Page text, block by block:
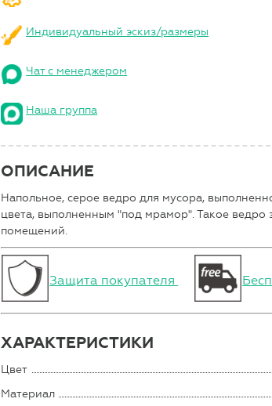
Индивидуальный эскиз/размеры
Чат с менеджером
Наша группа
ОПИСАНИЕ
Напольное, серое ведро для мусора,
цвета, выполненным "под мрамор". Такое ведро
помещений.
Защита покупателя
ХАРАКТЕРИСТИКИ
Цвет
Материал